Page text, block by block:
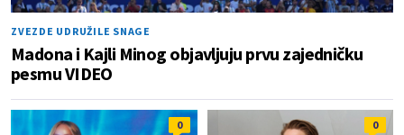
ZVEZDE UDRUŽILE SNAGE
Madona i Kajli Minog objavljuju prvu zajedničku
pesmu VIDEO
0 0